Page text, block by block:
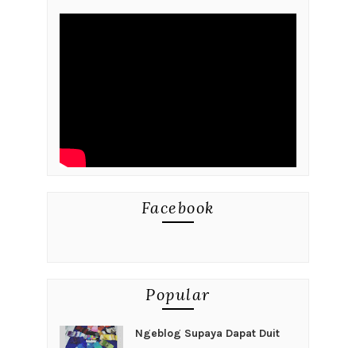
Facebook
Popular
Ngeblog Supaya Dapat Duit